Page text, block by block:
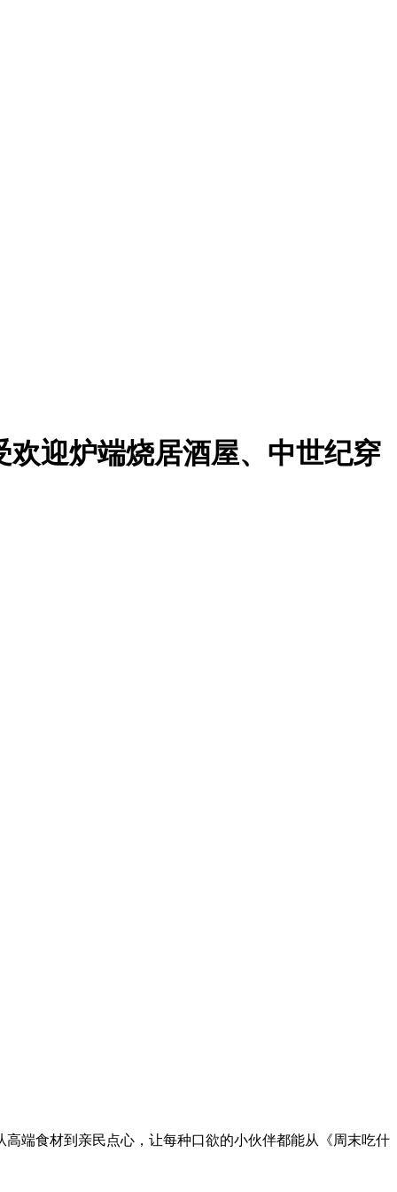
欢迎炉端烧居酒屋、中世纪穿
端食材到亲民点心，让每种口欲的小伙伴都能从《周末吃什